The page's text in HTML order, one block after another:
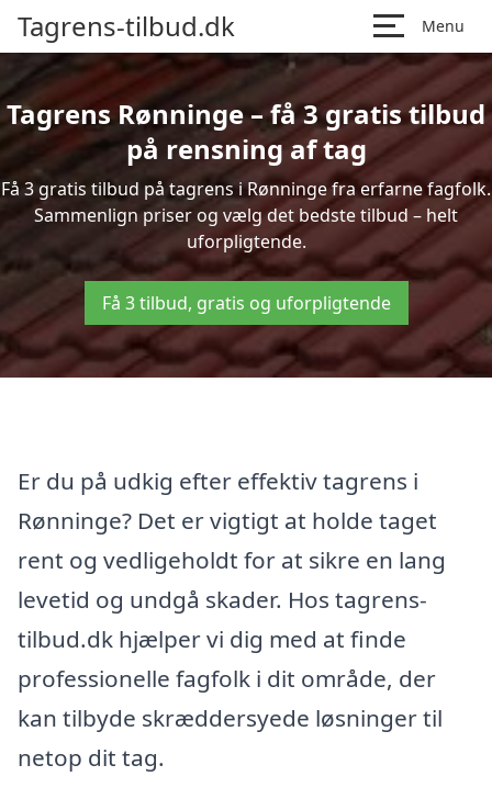
Tagrens-tilbud.dk Menu
Tagrens Rønninge – få 3 gratis tilbud
på rensning af tag
Få 3 gratis tilbud på tagrens i Rønninge fra erfarne fagfolk.
Sammenlign priser og vælg det bedste tilbud – helt
uforpligtende.
Få 3 tilbud, gratis og uforpligtende
Er du på udkig efter effektiv tagrens i
Rønninge? Det er vigtigt at holde taget
rent og vedligeholdt for at sikre en lang
levetid og undgå skader. Hos tagrens-
tilbud.dk hjælper vi dig med at finde
professionelle fagfolk i dit område, der
kan tilbyde skræddersyede løsninger til
netop dit tag.